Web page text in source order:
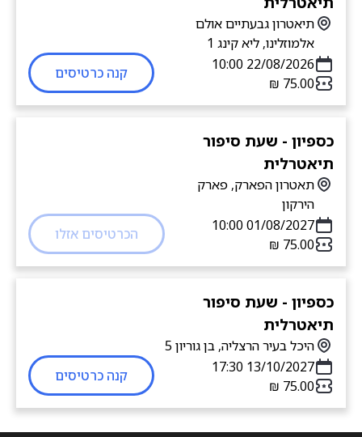
תיאטרון גבעתיים אולם
אלמוזלינו, ליא קינג 1
22/08/2026 10:00
קנה כרטיסים
כספיון - שעת סיפור
תיאטרלית
תאטרון הפארק, פארק
הירקון
01/08/2027 10:00
הכרטיסים אזלו
כספיון - שעת סיפור
תיאטרלית
היכל בעיר הרצליה, בן גוריון 5
13/10/2027 17:30
קנה כרטיסים